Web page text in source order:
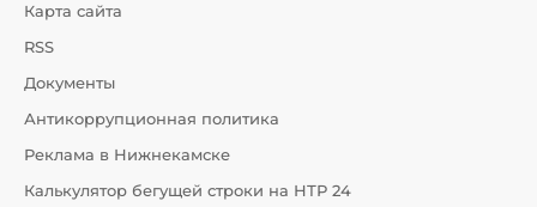
Карта сайта
RSS
Документы
Антикоррупционная политика
Реклама в Нижнекамске
Калькулятор бегущей строки на НТР 24